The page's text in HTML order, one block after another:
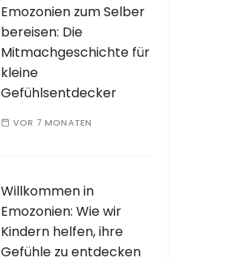
Emozonien zum Selber
bereisen: Die
Mitmachgeschichte für
kleine
Gefühlsentdecker
VOR 7 MONATEN
Willkommen in
Emozonien: Wie wir
Kindern helfen, ihre
Gefühle zu entdecken